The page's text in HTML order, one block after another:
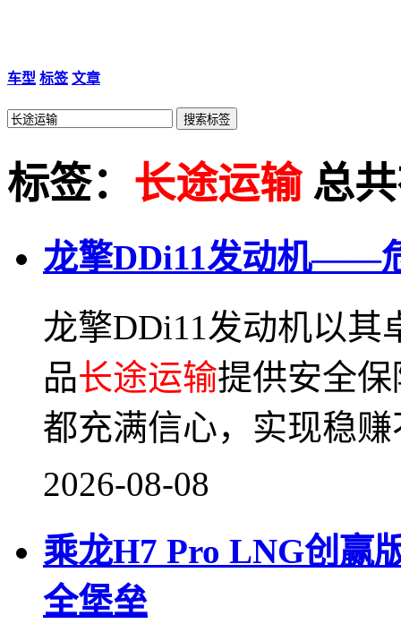
车型 标签 文章
标签： 长途运输总共
龙擎DDi11发动机——
龙擎DDi11发动机以其
品长途运输提供安全
都充满信心，实现稳
2026-08-08
乘龙H7 Pro LNG创
全堡垒